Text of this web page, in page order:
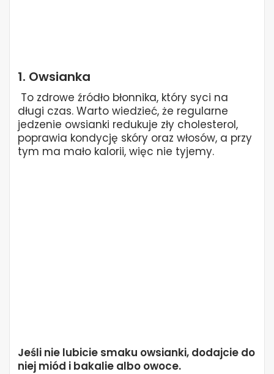
1. Owsianka
To zdrowe źródło błonnika, który syci na
długi czas. Warto wiedzieć, że regularne
jedzenie owsianki redukuje zły cholesterol,
poprawia kondycję skóry oraz włosów, a przy
tym ma mało kalorii, więc nie tyjemy.
Jeśli nie lubicie smaku owsianki, dodajcie do
niej miód i bakalie albo owoce.